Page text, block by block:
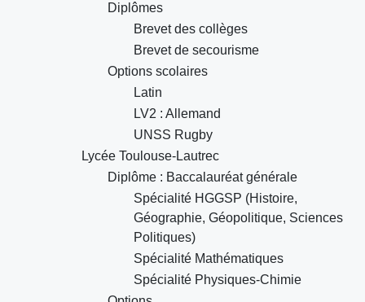
Diplômes
Brevet des collèges
Brevet de secourisme
Options scolaires
Latin
LV2 : Allemand
UNSS Rugby
Lycée Toulouse-Lautrec
Diplôme : Baccalauréat générale
Spécialité HGGSP (Histoire,
Géographie, Géopolitique, Sciences
Politiques)
Spécialité Mathématiques
Spécialité Physiques-Chimie